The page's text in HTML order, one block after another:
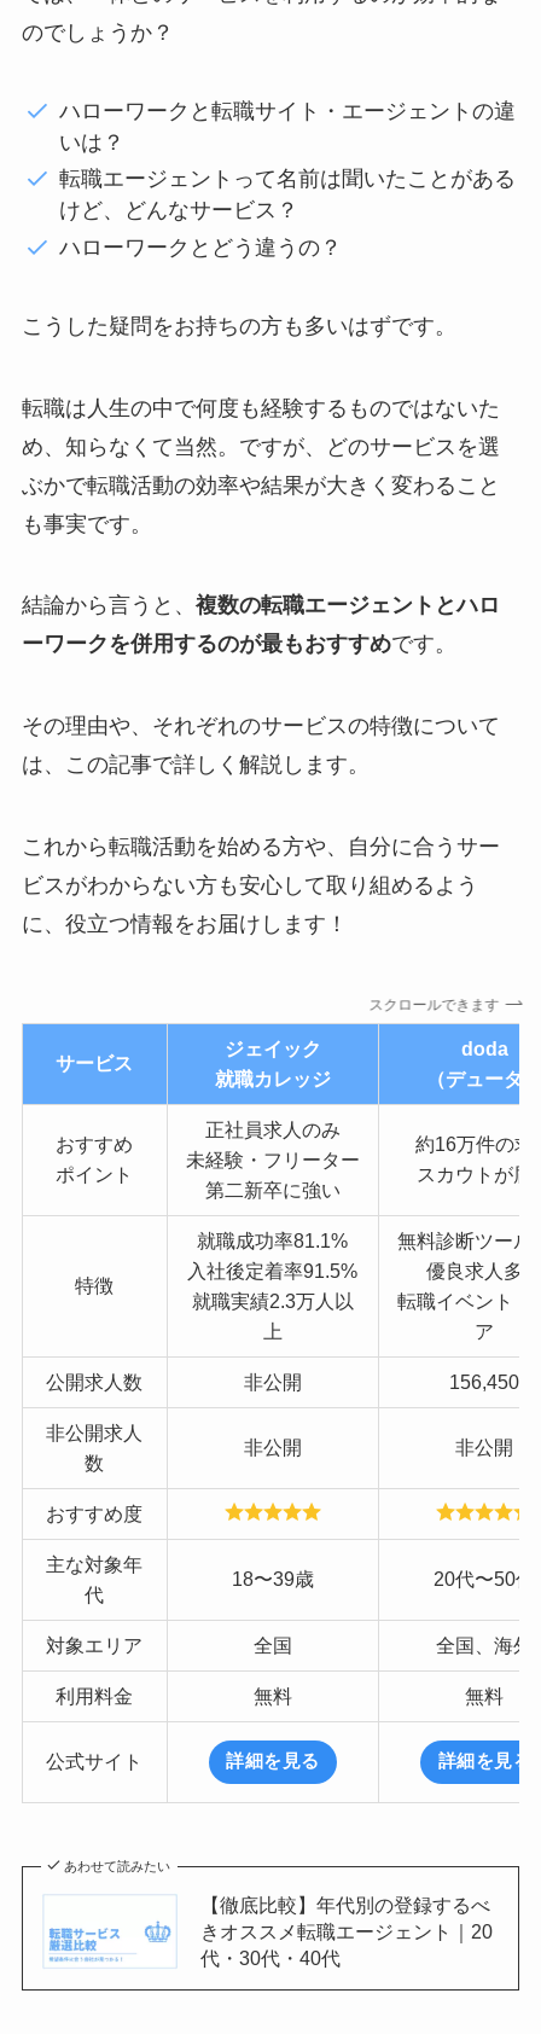
のでしょうか？
ハローワークと転職サイト・エージェントの違
いは？
転職エージェントって名前は聞いたことがある
けど、どんなサービス？
ハローワークとどう違うの？
こうした疑問をお持ちの方も多いはずです。
転職は人生の中で何度も経験するものではないた
め、知らなくて当然。ですが、どのサービスを選
ぶかで転職活動の効率や結果が大きく変わること
も事実です。
結論から言うと、 複数の転職エージェントとハロ
ーワークを併用するのが最もおすすめです。
その理由や、それぞれのサービスの特徴について
は、この記事で詳しく解説します。
これから転職活動を始める方や、自分に合うサー
ビスがわからない方も安心して取り組めるよう
に、役立つ情報をお届けします！
スクロールできます
サービス
ジェイック
就職カレッジ
doda
（デューダ
おすすめ
ポイント
正社員求人のみ
未経験・フリーター
第二新卒に強い
約16万件の求
スカウトが届
特徴
就職成功率81.1%
入社後定着率91.5%
就職実績2.3万人以
上
無料診断ツール
優良求人多
転職イベント
ア
公開求人数 非公開 156,450
非公開求人
数
非公開 非公開
おすすめ度
主な対象年
代
18〜39歳 20代〜50代
対象エリア 全国 全国、海外
利用料金 無料 無料
公式サイト 詳細を見る 詳細を見る
あわせて読みたい
【徹底比較】年代別の登録するべ
きオススメ転職エージェント｜20
代・30代・40代